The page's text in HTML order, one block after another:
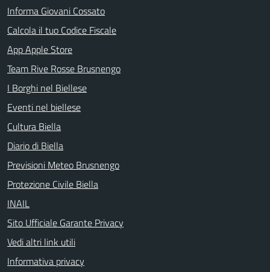
Informa Giovani Cossato
Calcola il tuo Codice Fiscale
App Apple Store
Team Rive Rosse Brusnengo
I Borghi nel Biellese
Eventi nel biellese
Cultura Biella
Diario di Biella
Previsioni Meteo Brusnengo
Protezione Civile Biella
INAIL
Sito Ufficiale Garante Privacy
Vedi altri link utili
Informativa privacy